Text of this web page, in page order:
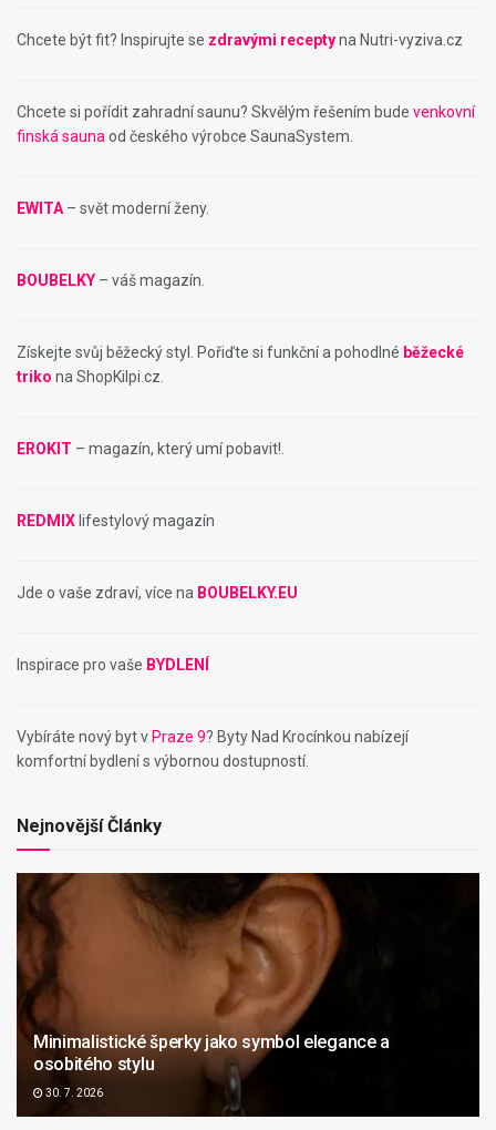
Chcete být fit? Inspirujte se zdravými receptyna Nutri-vyziva.cz
Chcete si pořídit zahradní saunu? Skvělým řešením bude venkovní
finská sauna od českého výrobce SaunaSystem.
EWITA – svět moderní ženy.
BOUBELKY – váš magazín.
Získejte svůj běžecký styl. Pořiďte si funkční a pohodlné běžecké
triko na ShopKilpi.cz.
EROKIT – magazín, který umí pobavit!.
REDMIX lifestylový magazín
Jde o vaše zdraví, více na BOUBELKY.EU
Inspirace pro vaše BYDLENÍ
Vybíráte nový byt v Praze 9? Byty Nad Krocínkou nabízejí
komfortní bydlení s výbornou dostupností.
Nejnovější Články
Minimalistické šperky jako symbol elegance a
osobitého stylu
30. 7. 2026